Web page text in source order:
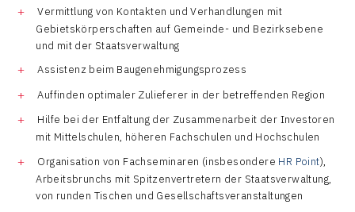
Vermittlung von Kontakten und Verhandlungen mit
Gebietskörperschaften auf Gemeinde- und Bezirksebene
und mit der Staatsverwaltung
Assistenz beim Baugenehmigungsprozess
Auffinden optimaler Zulieferer in der betreffenden Region
Hilfe bei der Entfaltung der Zusammenarbeit der Investoren
mit Mittelschulen, höheren Fachschulen und Hochschulen
Organisation von Fachseminaren (insbesondere HR Point),
Arbeitsbrunchs mit Spitzenvertretern der Staatsverwaltung,
von runden Tischen und Gesellschaftsveranstaltungen